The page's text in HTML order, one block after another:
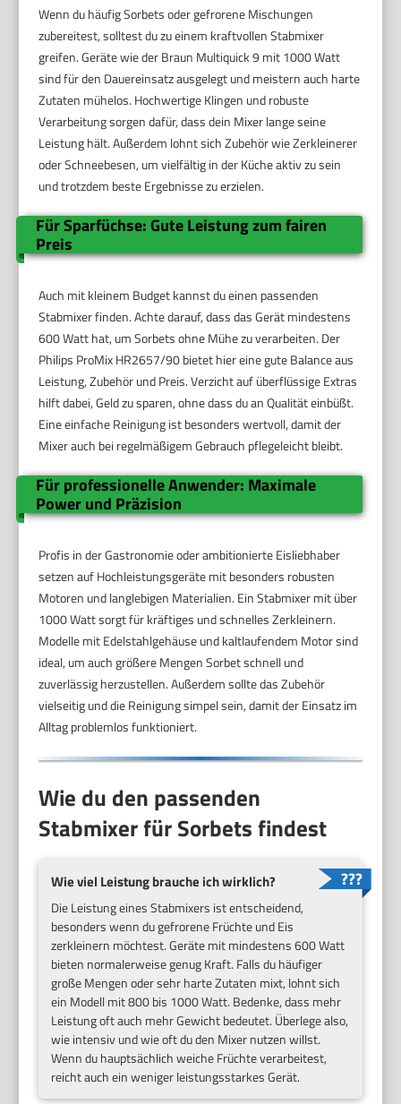
Wenn du häufig Sorbets oder gefrorene Mischungen
zubereitest, solltest du zu einem kraftvollen Stabmixer
greifen. Geräte wie der Braun Multiquick 9 mit 1000 Watt
sind für den Dauereinsatz ausgelegt und meistern auch harte
Zutaten mühelos. Hochwertige Klingen und robuste
Verarbeitung sorgen dafür, dass dein Mixer lange seine
Leistung hält. Außerdem lohnt sich Zubehör wie Zerkleinerer
oder Schneebesen, um vielfältig in der Küche aktiv zu sein
und trotzdem beste Ergebnisse zu erzielen.
Für Sparfüchse: Gute Leistung zum fairen
Preis
Auch mit kleinem Budget kannst du einen passenden
Stabmixer finden. Achte darauf, dass das Gerät mindestens
600 Watt hat, um Sorbets ohne Mühe zu verarbeiten. Der
Philips ProMix HR2657/90 bietet hier eine gute Balance aus
Leistung, Zubehör und Preis. Verzicht auf überflüssige Extras
hilft dabei, Geld zu sparen, ohne dass du an Qualität einbüßt.
Eine einfache Reinigung ist besonders wertvoll, damit der
Mixer auch bei regelmäßigem Gebrauch pflegeleicht bleibt.
Für professionelle Anwender: Maximale
Power und Präzision
Profis in der Gastronomie oder ambitionierte Eisliebhaber
setzen auf Hochleistungsgeräte mit besonders robusten
Motoren und langlebigen Materialien. Ein Stabmixer mit über
1000 Watt sorgt für kräftiges und schnelles Zerkleinern.
Modelle mit Edelstahlgehäuse und kaltlaufendem Motor sind
ideal, um auch größere Mengen Sorbet schnell und
zuverlässig herzustellen. Außerdem sollte das Zubehör
vielseitig und die Reinigung simpel sein, damit der Einsatz im
Alltag problemlos funktioniert.
Wie du den passenden
Stabmixer für Sorbets findest
Wie viel Leistung brauche ich wirklich?
Die Leistung eines Stabmixers ist entscheidend,
besonders wenn du gefrorene Früchte und Eis
zerkleinern möchtest. Geräte mit mindestens 600 Watt
bieten normalerweise genug Kraft. Falls du häufiger
große Mengen oder sehr harte Zutaten mixt, lohnt sich
ein Modell mit 800 bis 1000 Watt. Bedenke, dass mehr
Leistung oft auch mehr Gewicht bedeutet. Überlege also,
wie intensiv und wie oft du den Mixer nutzen willst.
Wenn du hauptsächlich weiche Früchte verarbeitest,
reicht auch ein weniger leistungsstarkes Gerät.